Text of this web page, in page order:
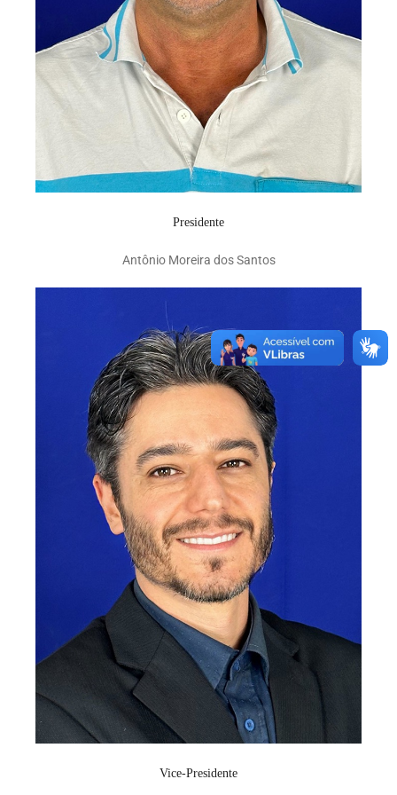
Presidente
Antônio Moreira dos Santos
Vice-Presidente